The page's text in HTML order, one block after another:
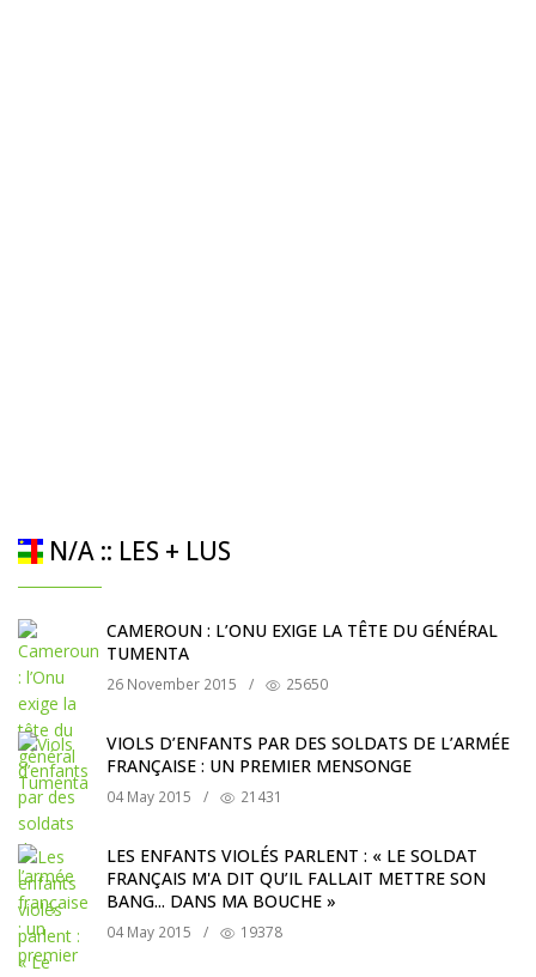
N/A :: LES + LUS
CAMEROUN : L’ONU EXIGE LA TÊTE DU GÉNÉRAL
TUMENTA
26 November 2015 / 25650
VIOLS D’ENFANTS PAR DES SOLDATS DE L’ARMÉE
FRANÇAISE : UN PREMIER MENSONGE
04 May 2015 / 21431
LES ENFANTS VIOLÉS PARLENT : « LE SOLDAT
FRANÇAIS M'A DIT QU’IL FALLAIT METTRE SON
BANG... DANS MA BOUCHE »
04 May 2015 / 19378